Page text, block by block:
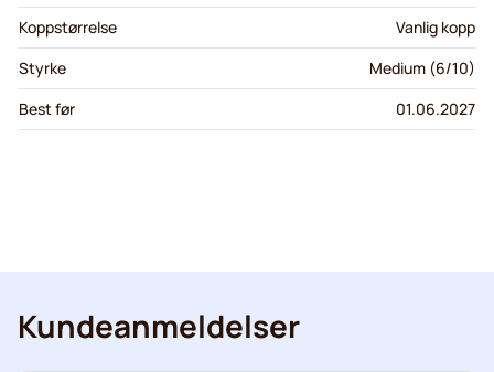
Koppstørrelse
Vanlig kopp
Styrke
Medium (6/10)
Best før
01.06.2027
Kundeanmeldelser